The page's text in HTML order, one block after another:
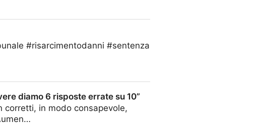
#risarcimentodanni #sentenza
diamo 6 risposte errate su 10”
corretti, in modo consapevole,